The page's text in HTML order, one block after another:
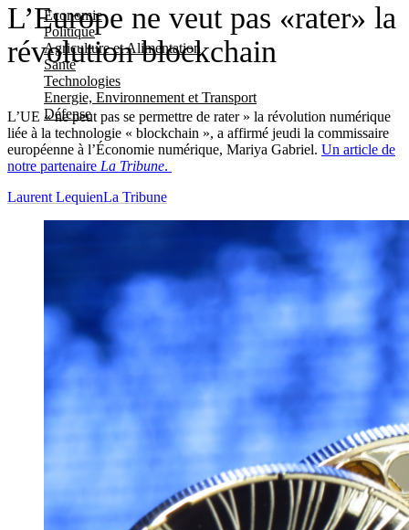
Economie
Politique
Agriculture et Alimentation
Santé
Technologies
Energie, Environnement et Transport
Défense
L’Europe ne veut pas «rater» la
révolution blockchain
L’UE « ne peut pas se permettre de rater » la révolution numérique
liée à la technologie « blockchain », a affirmé jeudi la commissaire
européenne à l’Économie numérique, Mariya Gabriel. Un article de
notre partenaire La Tribune.
Laurent LequienLa Tribune